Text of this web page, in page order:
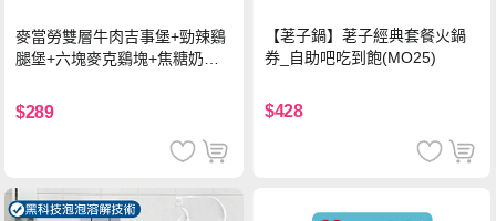
麥當勞雙層牛肉吉事堡+勁辣鷄
腿堡+六塊麥克鷄塊+焦糖奶茶
$289
【荖子鍋】荖子經典套餐火鍋
券_自助吧吃到飽(MO25)
$428